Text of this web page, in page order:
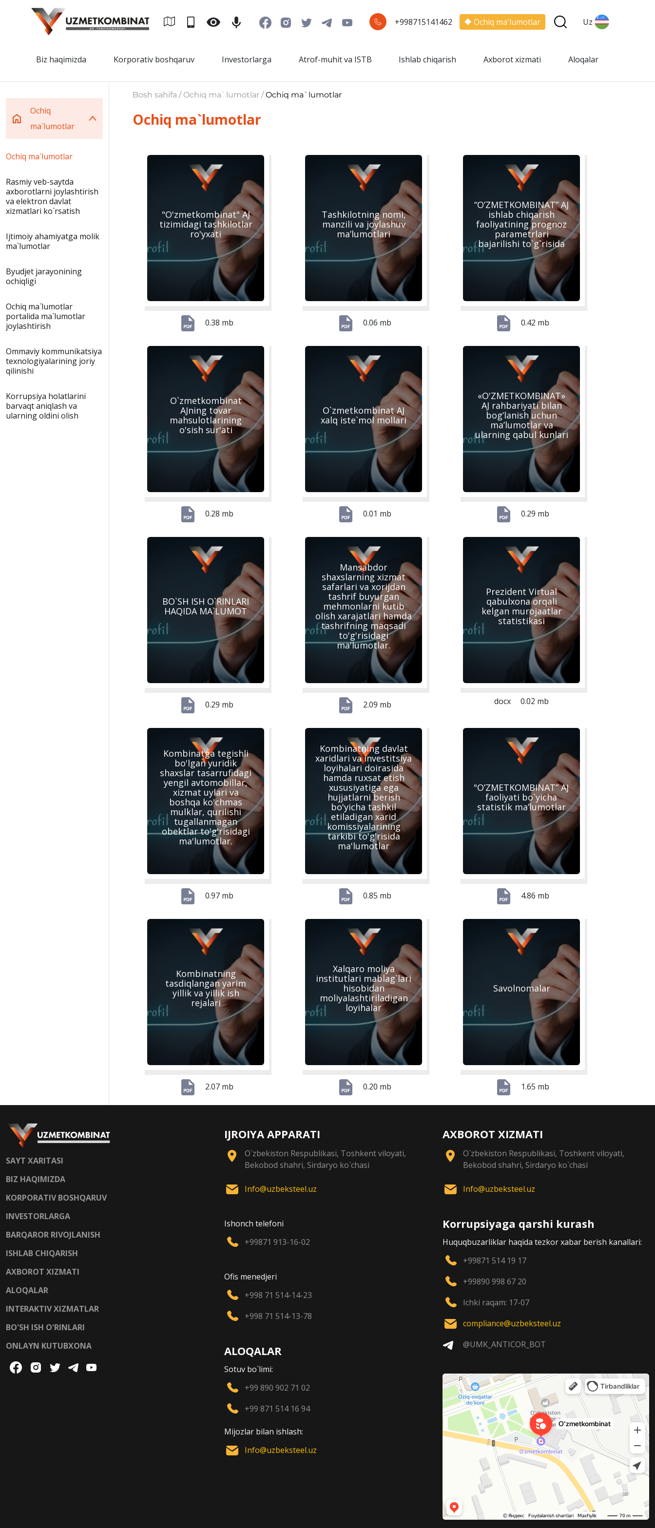
+998715141462 Ochiq ma'lumotlar Uz
Biz haqimizda Korporativ boshqaruv Investorlarga Atrof-muhit va ISTB Ishlab chiqarish Axborot xizmati Aloqalar
Ochiq
ma`lumotlar
Ochiq ma`lumotlar
Rasmiy veb-saytda
axborotlarni joylashtirish
va elektron davlat
xizmatlari ko`rsatish
Ijtimoiy ahamiyatga molik
ma`lumotlar
Byudjet jarayonining
ochiqligi
Ochiq ma`lumotlar
portalida ma`lumotlar
joylashtirish
Ommaviy kommunikatsiya
texnologiyalarining joriy
qilinishi
Korrupsiya holatlarini
barvaqt aniqlash va
ularning oldini olish
Bosh sahifa / Ochiq ma`lumotlar /Ochiq ma`lumotlar
Ochiq ma`lumotlar
"O'zmetkombinat" AJ
tizimidagi tashkilotlar
ro'yxati
0.38 mb
Tashkilotning nomi,
manzili va joylashuv
ma’lumotlari
0.06 mb
“O’ZMЕTKOMBINAT” AJ
ishlab chiqarish
faoliyatining prognoz
parametrlari
bajarilishi to`g`risida
0.42 mb
O`zmetkombinat
AJning tovar
mahsulotlarining
o'sish sur'ati
0.28 mb
O`zmetkombinat AJ
xalq iste`mol mollari
0.01 mb
«O'ZMETKOMBINAT»
AJ rahbariyati bilan
bog’lanish uchun
ma’lumotlar va
ularning qabul kunlari
0.29 mb
BO`SH ISH O`RINLARI
HAQIDA MA`LUMOT
0.29 mb
Mansabdor
shaxslarning xizmat
safarlari va xorijdan
tashrif buyurgan
mehmonlarni kutib
olish xarajatlari hamda
tashrifning maqsadi
to'g'risidagi
ma'lumotlar.
2.09 mb
Prezident Virtual
qabulxona orqali
kelgan murojaatlar
statistikasi
docx 0.02 mb
Kombinatga tegishli
bo'lgan yuridik
shaxslar tasarrufidagi
yengil avtomobillar,
xizmat uylari va
boshqa ko'chmas
mulklar, qurilishi
tugallanmagan
obektlar to'g'risidagi
ma'lumotlar.
0.97 mb
Kombinatning davlat
xaridlari va investitsiya
loyihalari doirasida
hamda ruxsat etish
xususiyatiga ega
hujjatlarni berish
bo'yicha tashkil
etiladigan xarid
komissiyalarining
tarkibi to'g'risida
ma'lumotlar
0.85 mb
"O’ZMETKOMBINAT” AJ
faoliyati bo`yicha
statistik ma’lumotlar
4.86 mb
Kombinatning
tasdiqlangan yarim
yillik va yillik ish
rejalari
2.07 mb
Xalqaro moliya
institutlari mablag`lari
hisobidan
moliyalashtiriladigan
loyihalar
0.20 mb
Savolnomalar
1.65 mb
SAYT XARITASI
BIZ HAQIMIZDA
KORPORATIV BOSHQARUV
INVESTORLARGA
BARQAROR RIVOJLANISH
ISHLAB CHIQARISH
AXBOROT XIZMATI
ALOQALAR
INTERAKTIV XIZMATLAR
BO'SH ISH O'RINLARI
ONLAYN KUTUBXONA
IJROIYA APPARATI
O`zbekiston Respublikasi, Toshkent viloyati,
Bekobod shahri, Sirdaryo ko`chasi
Info@uzbeksteel.uz
Ishonch telefoni
+99871 913-16-02
Ofis menedjeri
+998 71 514-14-23
+998 71 514-13-78
ALOQALAR
Sotuv bo`limi:
+99 890 902 71 02
+99 871 514 16 94
Mijozlar bilan ishlash:
Info@uzbeksteel.uz
AXBOROT XIZMATI
O`zbekiston Respublikasi, Toshkent viloyati,
Bekobod shahri, Sirdaryo ko`chasi
Info@uzbeksteel.uz
Korrupsiyaga qarshi kurash
Huquqbuzarliklar haqida tezkor xabar berish kanallari:
+99871 514 19 17
+99890 998 67 20
Ichki raqam: 17-07
compliance@uzbeksteel.uz
@UMK_ANTICOR_BOT